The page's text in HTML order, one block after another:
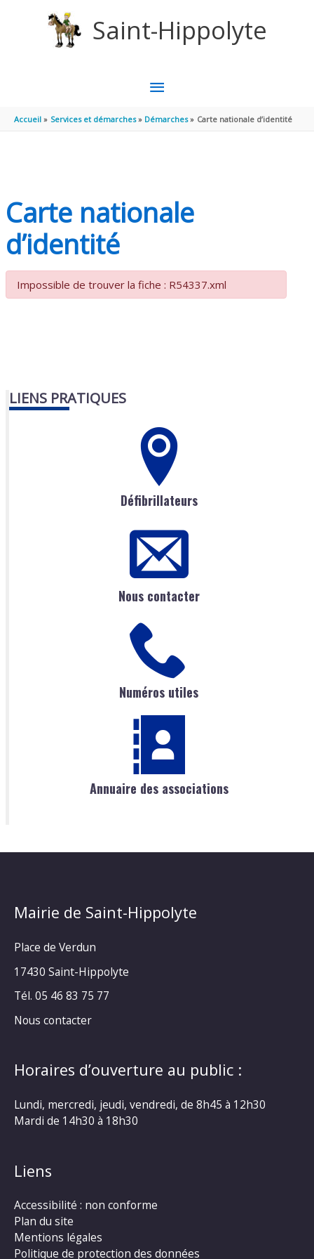
Saint-Hippolyte
MENU
PRINCIPAL
Accueil Services et démarches Démarches Carte nationale d’identité
Carte nationale
d’identité
Impossible de trouver la fiche : R54337.xml
LIENS PRATIQUES
Défibrillateurs
Nous contacter
Numéros utiles
Annuaire des associations
Mairie de Saint-Hippolyte
Place de Verdun
17430 Saint-Hippolyte
Tél. 05 46 83 75 77
Nous contacter
Horaires d’ouverture au public :
Lundi, mercredi, jeudi, vendredi, de 8h45 à 12h30
Mardi de 14h30 à 18h30
Liens
Accessibilité : non conforme
Plan du site
Mentions légales
Politique de protection des données